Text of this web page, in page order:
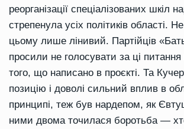
реорганізації спеціалізованих шкіл
стрепенула усіх політиків області.
цьому лише лінивий. Партійців
просили не голосувати за ці
того, що написано в проєкті. Та
позицію і доволі сильний вплив в
принципі, теж був нардепом, як
ними двома точилася боротьба —